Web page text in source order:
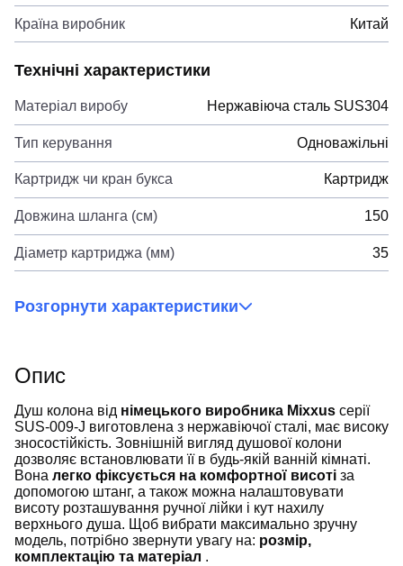
Країна виробник Китай
Технічні характеристики
Матеріал виробу Нержавіюча сталь SUS304
Тип керування Одноважільні
Картридж чи кран букса Картридж
Довжина шланга (см) 150
Діаметр картриджа (мм) 35
Розгорнути характеристики
Опис
Душ колона від німецького виробника Mixxus серії
SUS-009-J виготовлена ​​з нержавіючої сталі, має високу
зносостійкість. Зовнішній вигляд душової колони
дозволяє встановлювати її в будь-якій ванній кімнаті.
Вона легко фіксується на комфортної висоті за
допомогою штанг, а також можна налаштовувати
висоту розташування ручної лійки і кут нахилу
верхнього душа. Щоб вибрати максимально зручну
модель, потрібно звернути увагу на: розмір,
комплектацію та матеріал .